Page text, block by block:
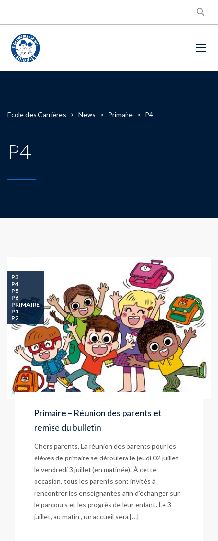
Ecole des Carrières > News > Primaire > P4
P4
P3
P4
P5
P6
PRIMAIRE
P1
P2
Primaire – Réunion des parents et
remise du bulletin
Chers parents, La réunion des parents pour les
élèves de primaire se déroulera le jeudi 02 juillet
le vendredi 3 juillet (en matinée). À cette
occasion, tous les parents sont invités à
rencontrer les enseignantes afin d’échanger sur
le parcours et les progrès de leur enfant. Le 3
juillet, au matin , un accueil sera […]